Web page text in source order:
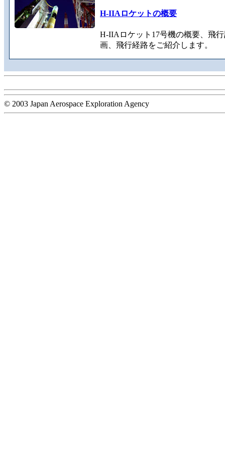
H-IIAロケットの概要
H-IIAロケット17号機の概要、飛
画、飛行経路をご紹介します。
© 2003 Japan Aerospace Exploration Agency